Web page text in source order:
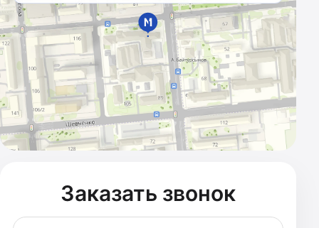
Казахстан · с 2011 года
Заказать звонок